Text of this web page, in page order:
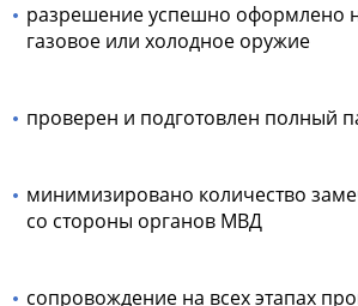
разрешение успешно оформлено
газовое или холодное оружие
проверен и подготовлен полный
минимизировано количество
со стороны органов МВД
сопровождение на всех этапах